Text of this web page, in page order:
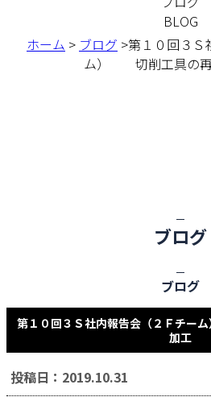
BLOG
ホーム > ブログ >第１０回３Ｓ
ム） 切削工具の再
ブログ
ブログ
第１０回３Ｓ社内報告会（２Ｆチ
加工
投稿日：2019.10.31